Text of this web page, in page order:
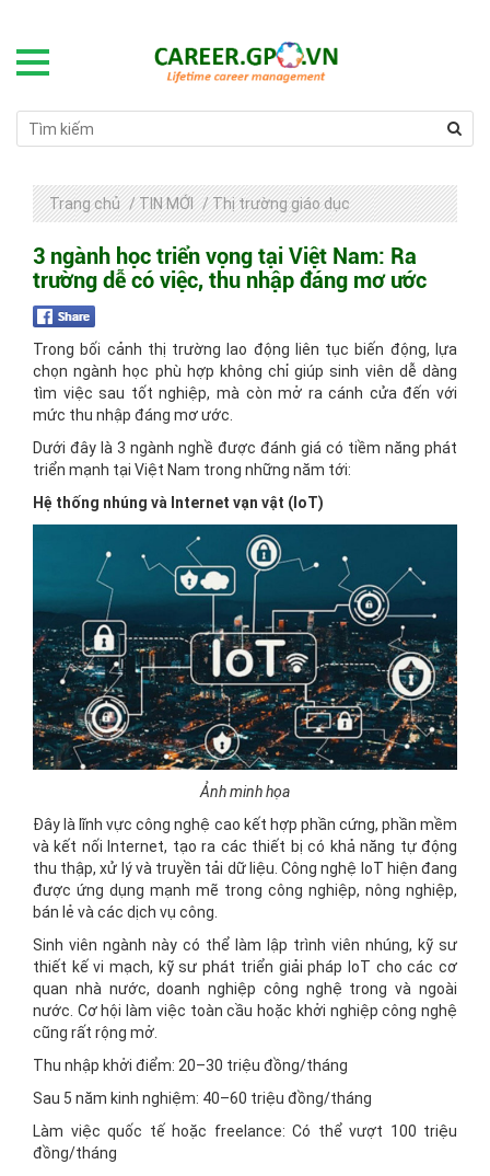
Trang chủ / TIN MỚI / Thị trường giáo dục
3 ngành học triển vọng tại Việt Nam: Ra
trường dễ có việc, thu nhập đáng mơ ước
Trong bối cảnh thị trường lao động liên tục biến động, lựa
chọn ngành học phù hợp không chỉ giúp sinh viên dễ dàng
tìm việc sau tốt nghiệp, mà còn mở ra cánh cửa đến với
mức thu nhập đáng mơ ước.
Dưới đây là 3 ngành nghề được đánh giá có tiềm năng phát
triển mạnh tại Việt Nam trong những năm tới:
Hệ thống nhúng và Internet vạn vật (IoT)
Ảnh minh họa
Đây là lĩnh vực công nghệ cao kết hợp phần cứng, phần mềm
và kết nối Internet, tạo ra các thiết bị có khả năng tự động
thu thập, xử lý và truyền tải dữ liệu. Công nghệ IoT hiện đang
được ứng dụng mạnh mẽ trong công nghiệp, nông nghiệp,
bán lẻ và các dịch vụ công.
Sinh viên ngành này có thể làm lập trình viên nhúng, kỹ sư
thiết kế vi mạch, kỹ sư phát triển giải pháp IoT cho các cơ
quan nhà nước, doanh nghiệp công nghệ trong và ngoài
nước. Cơ hội làm việc toàn cầu hoặc khởi nghiệp công nghệ
cũng rất rộng mở.
Thu nhập khởi điểm: 20–30 triệu đồng/tháng
Sau 5 năm kinh nghiệm: 40–60 triệu đồng/tháng
Làm việc quốc tế hoặc freelance: Có thể vượt 100 triệu
đồng/tháng